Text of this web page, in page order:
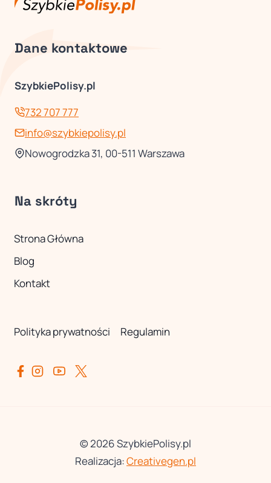
Dane kontaktowe
SzybkiePolisy.pl
732 707 777
info@szybkiepolisy.pl
Nowogrodzka 31, 00-511 Warszawa
Na skróty
Strona Główna
Blog
Kontakt
Polityka prywatności Regulamin
© 2026 SzybkiePolisy.pl
Realizacja:Creativegen.pl